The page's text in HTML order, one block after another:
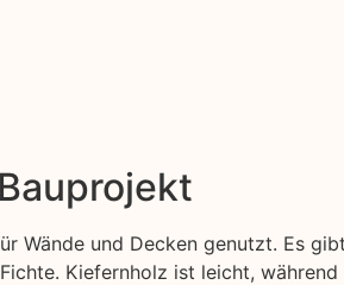
Wände und Decken genutzt. Es
Kiefernholz ist leicht,